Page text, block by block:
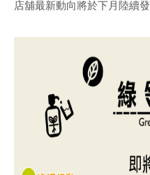
店舖最新動向將於下月陸續